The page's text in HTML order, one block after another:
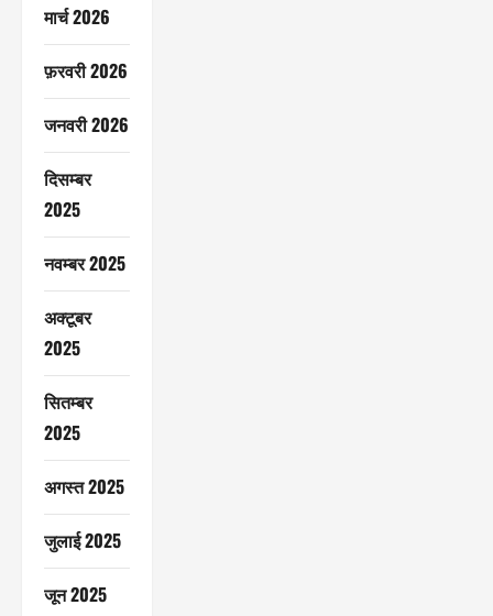
मार्च 2026
फ़रवरी 2026
जनवरी 2026
दिसम्बर
2025
नवम्बर 2025
अक्टूबर
2025
सितम्बर
2025
अगस्त 2025
जुलाई 2025
जून 2025